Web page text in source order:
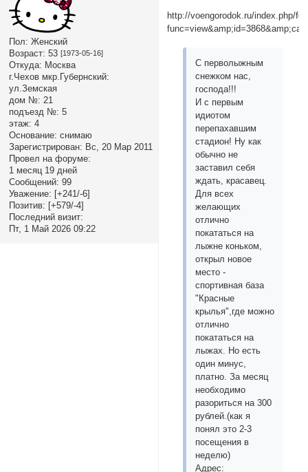
Пол: Женский
Возраст: 53 [1973-05-16]
Откуда: Москва
г.Чехов мкр.Губернский:
ул.Земская
дом №: 21
подъезд №: 5
этаж: 4
Основание: снимаю
Зарегистрирован: Вс, 20 Мар 2011
Провел на форуме:
1 месяц 19 дней
Сообщений: 99
Уважение: [+241/-6]
Позитив: [+579/-4]
Последний визит:
Пт, 1 Май 2026 09:22
http://voengorodok.ru/index.php/
С перволыжным
снежком нас,
господа!!!
И с первым
идиотом
перепахавшим
стадион! Ну как
обычно не
заставил себя
ждать, красавец.
Для всех
желающих
отлично
покататься на
лыжне коньком,
открыл новое
место -
спортивная база
"Красные
крылья",где можно
отлично
покататься на
лыжах. Но есть
один минус,
платно. За месяц
необходимо
разориться на 300
рублей.(как я
понял это 2-3
посещения в
неделю)
Адрес: